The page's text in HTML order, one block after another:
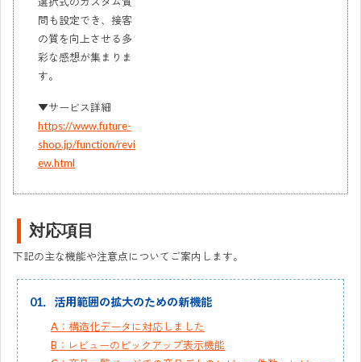
問も設定でき、接客
の質を向上させる多
彩な感想が集まりま
す。
▼サービス詳細
https://www.future-
shop.jp/function/revi
ew.html
対応項目
下記の主な機能や注意点についてご案内します。
01．活用範囲の拡大のための新機能
A：構造化データに対応しました
B：レビューのピックアップ表示機能